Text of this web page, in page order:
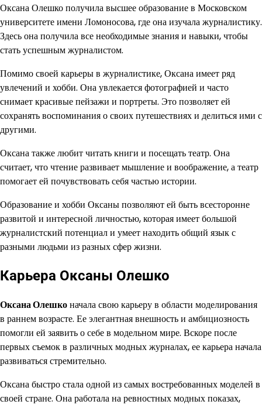
Оксана Олешко получила высшее образование в Московском
университете имени Ломоносова, где она изучала журналистику.
Здесь она получила все необходимые знания и навыки, чтобы
стать успешным журналистом.
Помимо своей карьеры в журналистике, Оксана имеет ряд
увлечений и хобби. Она увлекается фотографией и часто
снимает красивые пейзажи и портреты. Это позволяет ей
сохранять воспоминания о своих путешествиях и делиться ими с
другими.
Оксана также любит читать книги и посещать театр. Она
считает, что чтение развивает мышление и воображение, а театр
помогает ей почувствовать себя частью истории.
Образование и хобби Оксаны позволяют ей быть всесторонне
развитой и интересной личностью, которая имеет большой
журналистский потенциал и умеет находить общий язык с
разными людьми из разных сфер жизни.
Карьера Оксаны Олешко
Оксана Олешконачала свою карьеру в области моделирования
в раннем возрасте. Ее элегантная внешность и амбициозность
помогли ей заявить о себе в модельном мире. Вскоре после
первых съемок в различных модных журналах, ее карьера начала
развиваться стремительно.
Оксана быстро стала одной из самых востребованных моделей в
своей стране. Она работала на ревностных модных показах,